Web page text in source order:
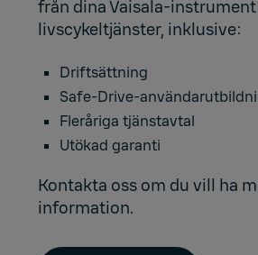
från dina Vaisala-
livscykeltjänster, inklusive:
Driftsättning
Safe-Drive-
Fleråriga tjänstavtal
Utökad garanti
Kontakta oss om du vill ha
information.